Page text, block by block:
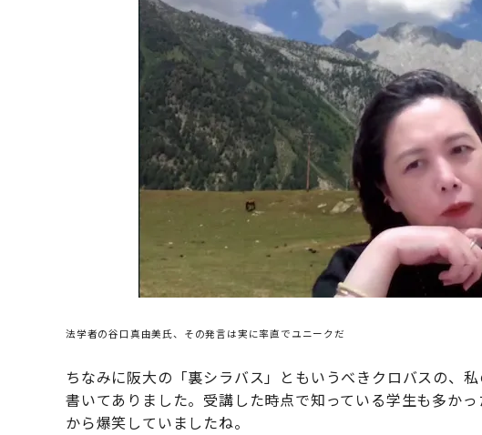
法学者の谷口真由美氏、その発言は実に率直でユニークだ
ちなみに阪大の「裏シラバス」ともいうべきクロバスの、
書いてありました。受講した時点で知っている学生も多か
から爆笑していましたね。